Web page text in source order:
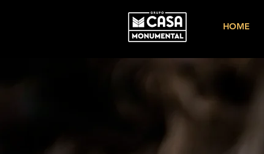
HOME